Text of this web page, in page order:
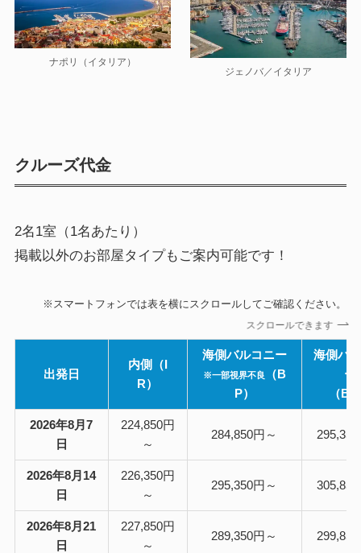
ナポリ（イタリア）
ジェノバ／イタリア
クルーズ代金
2名1室（1名あたり）
掲載以外のお部屋タイプもご案内可能です！
※スマートフォンでは表を横にスクロールしてご確認ください。
スクロールできます
出発日
内側（I
R）
海側バルコニー
※一部視界不良
（B
P）
海側バ
ー
（
2026年8月7
日
224,850円
～
284,850円～
2026年8月14
日
226,350円
～
295,350円～
2026年8月21
日
227,850円
～
289,350円～